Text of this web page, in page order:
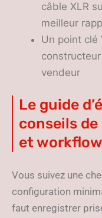
câble XLR
meilleur
Un point clé
vendeur
Le guide
conseils
et
Vous suivez une
configuration
faut enregistrer